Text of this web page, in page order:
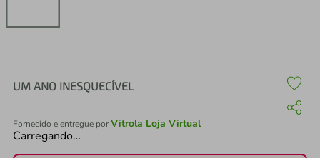
UM ANO INESQUECÍVEL
Fornecido e entregue porVitrola Loja Virtual
Carregando…